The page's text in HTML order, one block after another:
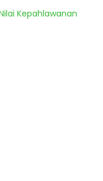
Kepahlawanan